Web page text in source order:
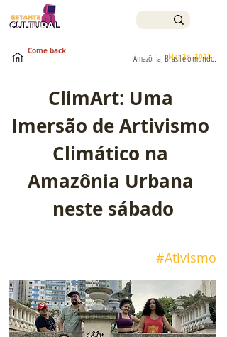
Mar 24, 2023
Amazônia, Brasil e o mundo.
Come back
ClimArt: Uma
Imersão de Artivismo
Climático na
Amazônia Urbana
neste sábado
#Ativismo